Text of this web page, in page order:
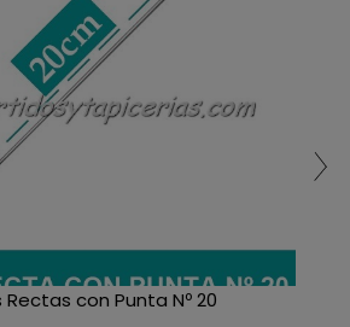
Rectas con Punta Nº 20